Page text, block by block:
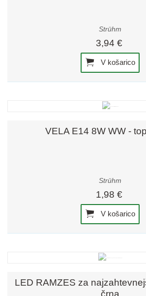
Strühm
3,94 €
V košarico
VELA E14 8W WW -
Strühm
1,98 €
V košarico
LED RAMZES za
črna